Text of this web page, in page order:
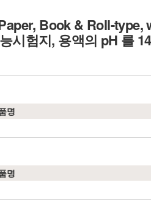
Book & Roll-type,
시험지, 용액의 pH 를
명
명